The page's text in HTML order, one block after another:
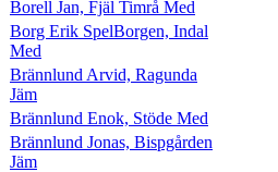
Borell Jan, Fjäl Timrå Med
Borg Erik SpelBorgen, Indal
Med
Brännlund Arvid, Ragunda
Jäm
Brännlund Enok, Stöde Med
Brännlund Jonas, Bispgården
Jäm